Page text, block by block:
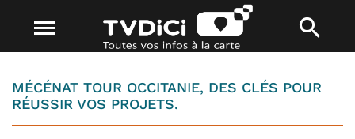
MÉCÉNAT TOUR OCCITANIE, DES CLÉS POUR
RÉUSSIR VOS PROJETS.